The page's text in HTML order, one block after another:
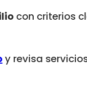
con criterios
y revisa